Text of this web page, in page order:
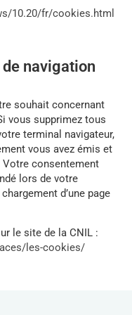
10.20/fr/cookies.html
navigation
souhait concernant
vous supprimez tous
terminal navigateur,
vous avez émis et
consentement
lors de votre
d’une page
le site de la CNIL :
les-cookies/